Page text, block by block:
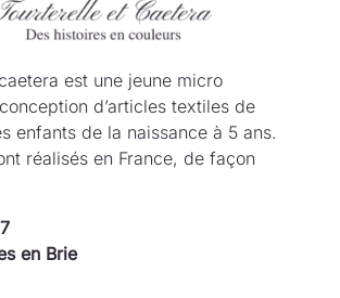
est une jeune micro
d’articles textiles de
enfants de la naissance à 5 ans.
réalisés en France, de façon
en Brie